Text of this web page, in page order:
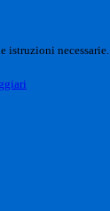
istruzioni necessarie.